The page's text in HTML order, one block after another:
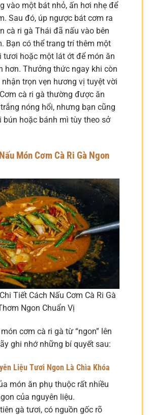
vào một bát nhỏ, ấn hơi nhẹ để
Sau đó, úp ngược bát cơm ra
cà ri gà Thái đã nấu vào bên
Bạn có thể trang trí thêm một
tươi hoặc một lát ớt để món ăn
hơn. Thưởng thức ngay khi còn
trọn vẹn hương vị tuyệt vời
cà ri gà thường được ăn
nóng hổi, nhưng bạn cũng
bún hoặc bánh mì tùy theo sở
Món Cơm Cà Ri Gà Ngon
Tiết Cách Nấu Cơm Cà Ri Gà
Ngon Chuẩn Vị
cơm cà ri gà từ “ngon” lên
ghi nhớ những bí quyết sau:
Liệu Tươi Ngon Là Chìa Khóa
món ăn phụ thuộc rất nhiều
của nguyên liệu.
gà tươi, có nguồn gốc rõ